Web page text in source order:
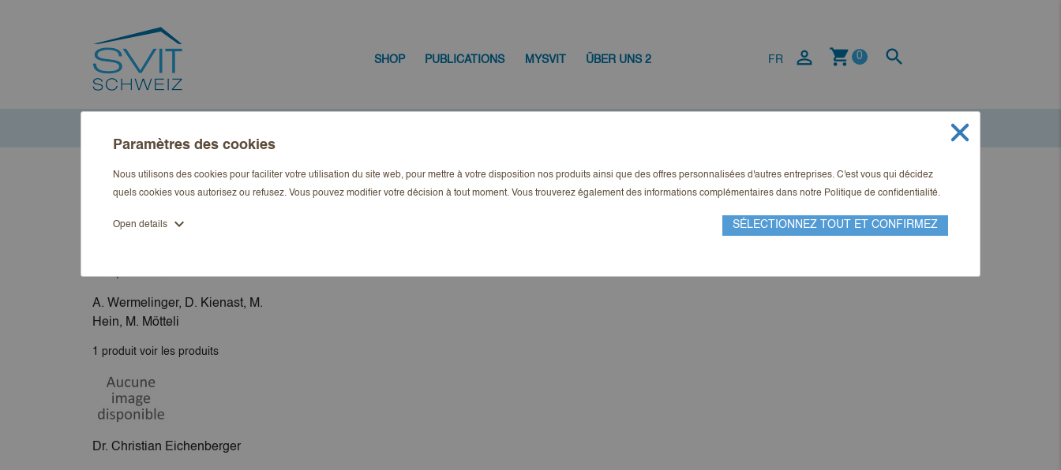
SHOP PUBLICATIONS MYSVIT ÜBER UNS 2 FR  shopping_cart 0 
Marques
A. Wermelinger, D. Kienast, M.
Hein, M. Mötteli
1 produit voir les produits
Dr. Christian Eichenberger
Paramètres des cookies
Nous utilisons des cookies pour faciliter votre utilisation du site web, pour mettre à votre disposition nos produits ainsi que des offres personnalisées d'autres entreprises. C'est vous qui décidez
quels cookies vous autorisez ou refusez. Vous pouvez modifier votre décision à tout moment. Vous trouverez également des informations complémentaires dans notre Politique de confidentialité.
Open details expand_more SÉLECTIONNEZ TOUT ET CONFIRMEZ